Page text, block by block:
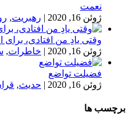
نعمت
ژوئن 16, 2020
| رهبریت,
وقتی یادِ من افتادی،
ژوئن 16, 2020
| خاطرات,
فضیلت تواضع
ژوئن 16, 2020
| حدیث,
برچسب ها